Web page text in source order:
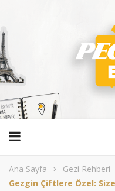
Ana Sayfa
Gezi Rehberi
Gezgin Çiftlere Özel: